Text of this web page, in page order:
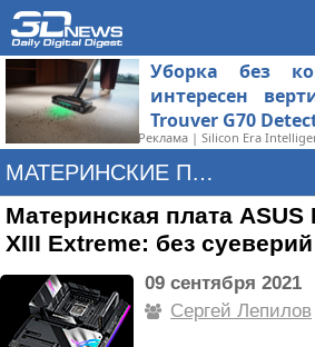
Уборка без
интересен
Trouver G70
Реклама | Silicon Era
МАТЕРИНСКИЕ ПЛАТЫ
Материнская плата ASUS
XIII Extreme: без суеверий
09 сентября 2021
Сергей Лепилов